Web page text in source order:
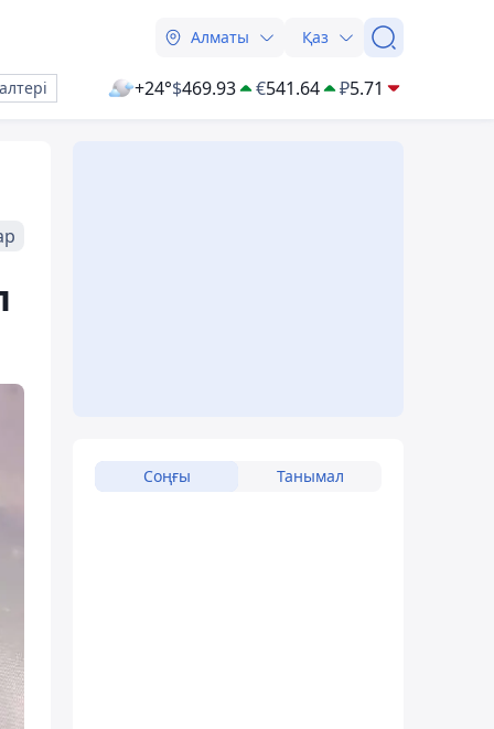
Алматы Қаз
+24°$469.93 €541.64 ₽5.71
Соңғы Танымал